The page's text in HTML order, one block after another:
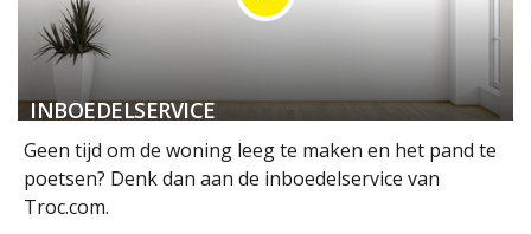
INBOEDELSERVICE
Geen tijd om de woning leeg te maken en het pand te
poetsen? Denk dan aan de inboedelservice van
Troc.com.